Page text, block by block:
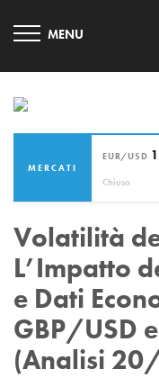
MERCATI
EUR/USD
Chiuso
Volatilità
L’Impatto
e Dati
GBP/USD
(Analisi